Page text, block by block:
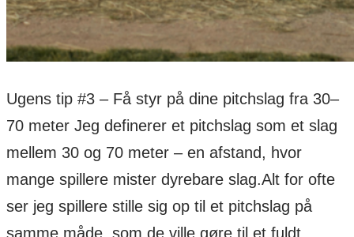
Ugens tip #3 – Få styr på dine pitchslag fra 30–
70 meter Jeg definerer et pitchslag som et slag
mellem 30 og 70 meter – en afstand, hvor
mange spillere mister dyrebare slag.Alt for ofte
ser jeg spillere stille sig op til et pitchslag på
samme måde, som de ville gøre til et fuldt